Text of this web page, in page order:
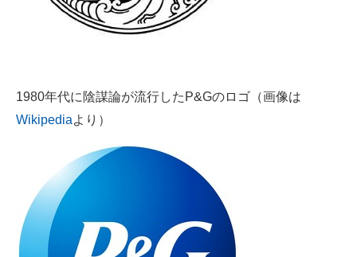
1980年代に陰謀論が流行したP&Gのロゴ（画像は
Wikipediaより）